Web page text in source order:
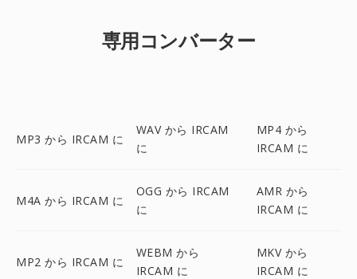
専用コンバーター
MP3 から IRCAM に
WAV から IRCAM
に
MP4 から
IRCAM に
M4A から IRCAM に
OGG から IRCAM
に
AMR から
IRCAM に
MP2 から IRCAM に
WEBM から
IRCAM に
MKV から
IRCAM に